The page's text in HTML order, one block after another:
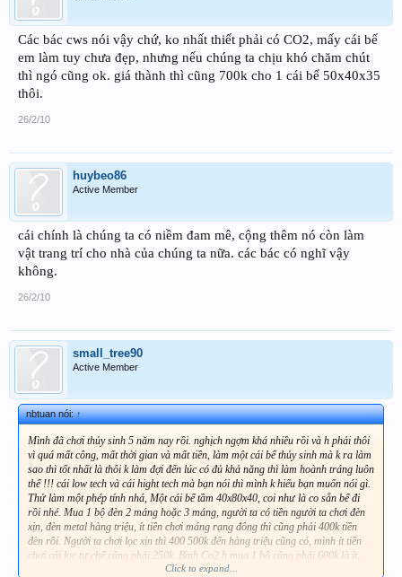
Các bác cws nói vậy chứ, ko nhất thiết phải có CO2, mấy cái bể
em làm tuy chưa đẹp, nhưng nếu chúng ta chịu khó chăm chút
thì ngó cũng ok. giá thành thì cũng 700k cho 1 cái bể 50x40x35
thôi.
26/2/10
huybeo86
Active Member
cái chính là chúng ta có niềm đam mê, cộng thêm nó còn làm
vật trang trí cho nhà của chúng ta nữa. các bác có nghĩ vậy
không.
26/2/10
small_tree90
Active Member
nbtuan nói:↑
Mình đã chơi thủy sinh 5 năm nay rồi. nghịch ngợm khá nhiều rồi và h phải thôi
vì quá mất công, mất thời gian và mất tiền, làm một cái bể thủy sinh mà k ra làm
sao thì tốt nhất là thôi k làm đợi đến lúc có đủ khả năng thì làm hoành tráng luôn
thể !!! cái low tech và cái hight tech mà bạn nói thì mình k hiểu bạn muốn nói gì.
Thử làm một phép tính nhá, Một cái bể tầm 40x80x40, coi như là co sẵn bể đi
rồi nhé. Mua 1 bộ đèn 2 máng hoặc 3 máng, người ta có tiền người ta chơi đèn
xịn, đèn metal hàng triệu, ít tiền chơi máng rạng đông thì cũng phải 400k tiền
đèn rồi. Người ta chơi lọc xịn thì 400 500k đến hàng triệu cũng có, mình ít tiền
chơi cái lọc tự chế cũng phải 250k. Bình Co2 h mua 1 bộ cũng phải 600k là ít,
Làm phân nền thì tự trộn lấy cũng phải 150k, còn tiền cây nữa, Tính sơ sơ ra đã
Click to expand...